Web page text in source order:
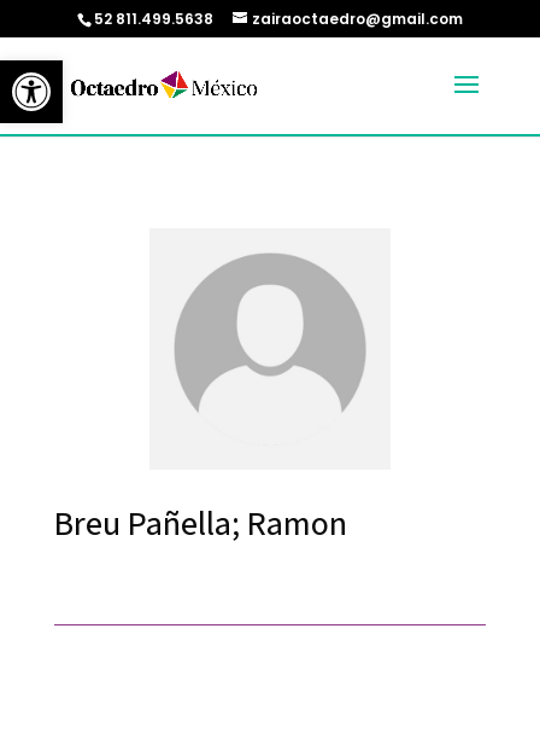
Abrir barra de herramientas
52 811.499.5638 zairaoctaedro@gmail.com
Breu Pañella; Ramon